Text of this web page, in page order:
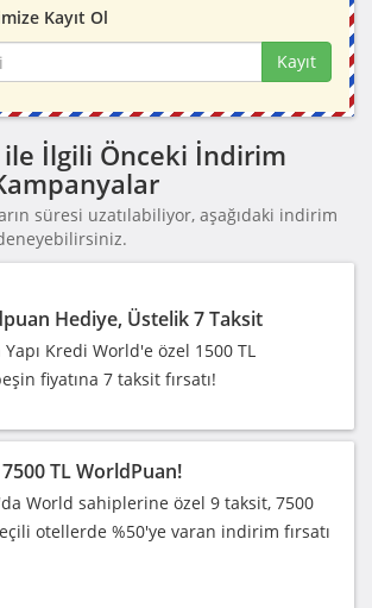
Kayıt Ol
Kayıt
İlgili Önceki İndirim
süresi uzatılabiliyor, aşağıdaki indirim
Hediye, Üstelik 7 Taksit
Kredi World'e özel 1500 TL
fiyatına 7 taksit fırsatı!
TL WorldPuan!
World sahiplerine özel 9 taksit, 7500
otellerde %50'ye varan indirim fırsatı